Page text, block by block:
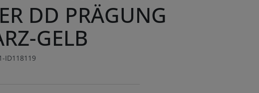
DD PRÄGUNG
GELB
ID118119